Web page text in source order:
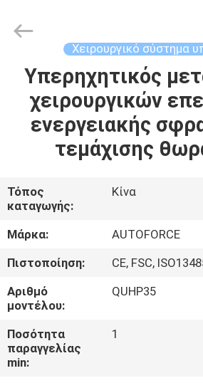
ΣΠΊΤΙ
ΠΡΟΪΌΝΤΑ
ΠΕΡΊΠΟΥ
ΕΜΕΊΣ
ΓΎΡΟΣ
ΕΡΓΟΣΤΑΣΊΩΝ
ΠΟΙΟΤΙΚΌΣ
ΈΛΕΓΧΟΣ
LTD.
Χειρουργικό σύστημα
Υπερηχητικός
χειρουργικών
ενεργειακής
τεμάχισης
Τόπος
καταγωγής:
Κίνα
Μάρκα:
AUTOFORCE
Πιστοποίηση:
CE, FSC,
Αριθμό
μοντέλου:
QUHP35
Ποσότητα
παραγγελίας
min:
1